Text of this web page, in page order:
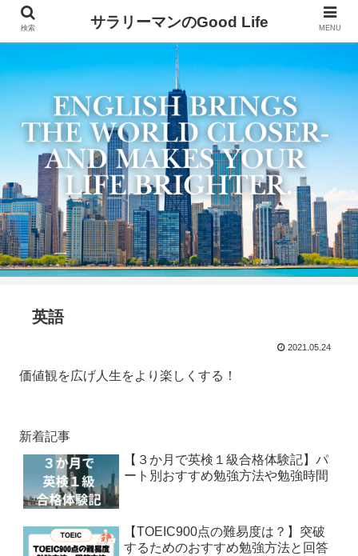
英語
2021.05.24
価値観を広げ人生をより楽しくする！
新着記事
【３か月で英検１級合格体験記】パ
ート別おすすめ勉強方法や勉強時間
【TOEIC900点の難易度は？】突破
するためのおすすめ勉強方法と回答
検索 サラリーマンのGood Life MENU